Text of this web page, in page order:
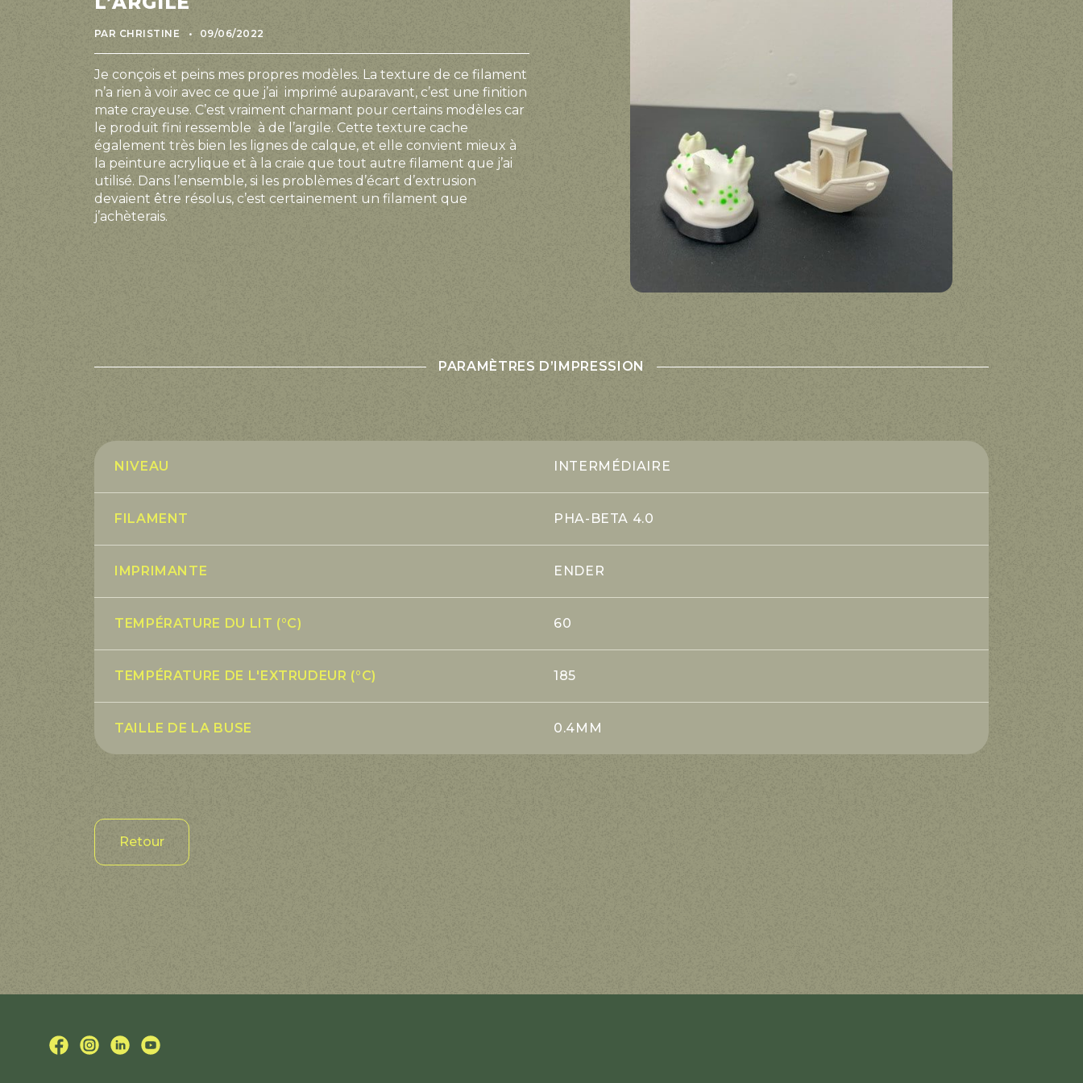
PAR CHRISTINE 09/06/2022
Je conçois et peins mes propres modèles. La texture de ce filament
n’a rien à voir avec ce que j’ai imprimé auparavant, c’est une finition
mate crayeuse. C’est vraiment charmant pour certains modèles car
le produit fini ressemble à de l’argile. Cette texture cache
également très bien les lignes de calque, et elle convient mieux à
la peinture acrylique et à la craie que tout autre filament que j’ai
utilisé. Dans l’ensemble, si les problèmes d’écart d’extrusion
devaient être résolus, c’est certainement un filament que
j’achèterais.
PARAMÈTRES D’IMPRESSION
NIVEAU INTERMÉDIAIRE
FILAMENT PHA-BETA 4.0
IMPRIMANTE ENDER
TEMPÉRATURE DU LIT (°C) 60
TEMPÉRATURE DE L'EXTRUDEUR (°C) 185
TAILLE DE LA BUSE 0.4MM
Retour